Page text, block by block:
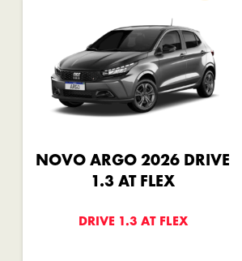
NOVO ARGO 2026 DRIVE
1.3 AT FLEX
DRIVE 1.3 AT FLEX